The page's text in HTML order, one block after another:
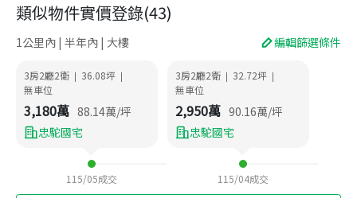
類似物件實價登錄(43)
1公里內 | 半年內 | 大樓 編輯篩選條件
3房2廳2衛 | 36.08坪 |
無車位
3,180萬 88.14萬/坪
忠駝國宅
115/05成交
3房2廳2衛 | 32.72坪 |
無車位
2,950萬 90.16萬/坪
忠駝國宅
115/04成交